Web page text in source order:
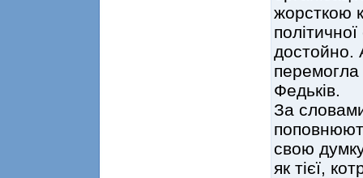
жорсткою
достойно.
перемогла
Федьків.
За
свою
як тієї,